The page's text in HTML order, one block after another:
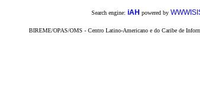
Search engine: iAH powered by
BIREME/OPAS/OMS - Centro Latino-Americano e do Caribe de